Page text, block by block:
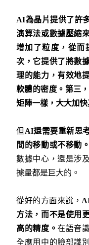
AI為晶片提供了許
演算法或數據壓縮
增加了粒度，從而
次，它提供了將數
理的能力，有效地
軟體的密度。第三
矩陣一樣，大大加快
但AI還需要重新思
間的移動或不移動。
數據中心，還是涉
據量都是巨大的。
從好的方面來說，
方法，而不是使用
高的精度。在語音
全應用中的臉部識